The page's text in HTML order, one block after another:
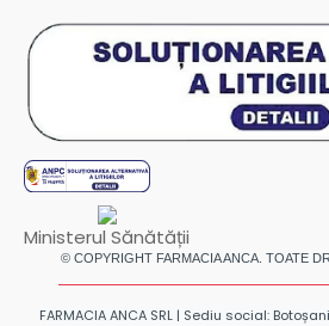
Ministerul Sănătății
© COPYRIGHT FARMACIA ANCA. TOATE
FARMACIA ANCA SRL | Sediu social: